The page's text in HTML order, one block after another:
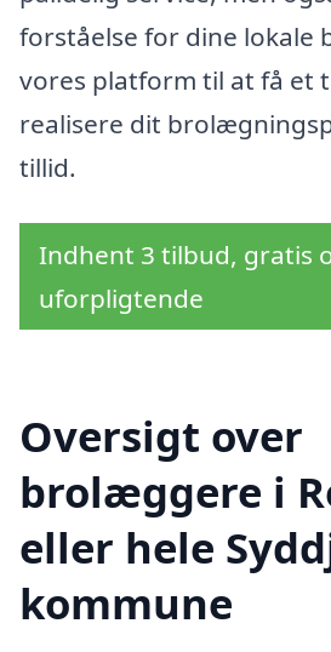
forståelse for dine lokale
vores platform til at få et
realisere dit
tillid.
Indhent 3 tilbud, gratis
uforpligtende
Oversigt over
brolæggere i
eller hele
kommune